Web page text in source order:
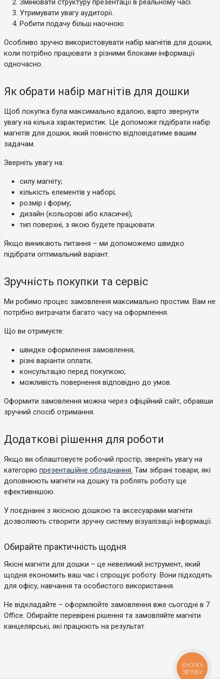
Змінювати структуру презентації в реальному часі.
Утримувати увагу аудиторії.
Робити подачу більш наочною.
Особливо зручно використовувати набір магнітів для дошки,
коли потрібно працювати з різними блоками інформації
одночасно.
Як обрати набір магнітів для дошки
Щоб покупка була максимально вдалою, варто звернути
увагу на кілька характеристик. Це допоможе підібрати набір
магнітів для дошки, який повністю відповідатиме вашим
задачам.
Зверніть увагу на:
силу магніту;
кількість елементів у наборі;
розмір і форму;
дизайн (кольорові або класичні);
тип поверхні, з якою будете працювати.
Якщо виникають питання – ми допоможемо швидко
підібрати оптимальний варіант.
Зручність покупки та сервіс
Ми робимо процес замовлення максимально простим. Вам не
потрібно витрачати багато часу на оформлення.
Що ви отримуєте:
швидке оформлення замовлення;
різні варіанти оплати;
консультацію перед покупкою;
можливість повернення відповідно до умов.
Оформити замовлення можна через офіційний сайт, обравши
зручний спосіб отримання.
Додаткові рішення для роботи
Якщо ви облаштовуєте робочий простір, зверніть увагу на
категорію презентаційне обладнання. Там зібрані товари, які
доповнюють магніти на дошку та роблять роботу ще
ефективнішою.
У поєднанні з якісною дошкою та аксесуарами магніти
дозволяють створити зручну систему візуалізації інформації.
Обирайте практичність щодня
Якісні магніти для дошки – це невеликий інструмент, який
щодня економить ваш час і спрощує роботу. Вони підходять
для офісу, навчання та особистого використання.
Не відкладайте – оформлюйте замовлення вже сьогодні в 7
Office. Обирайте перевірені рішення та замовляйте магніти
канцелярські, які працюють на результат.
КНОПКА
ЗВ'ЯЗКУ